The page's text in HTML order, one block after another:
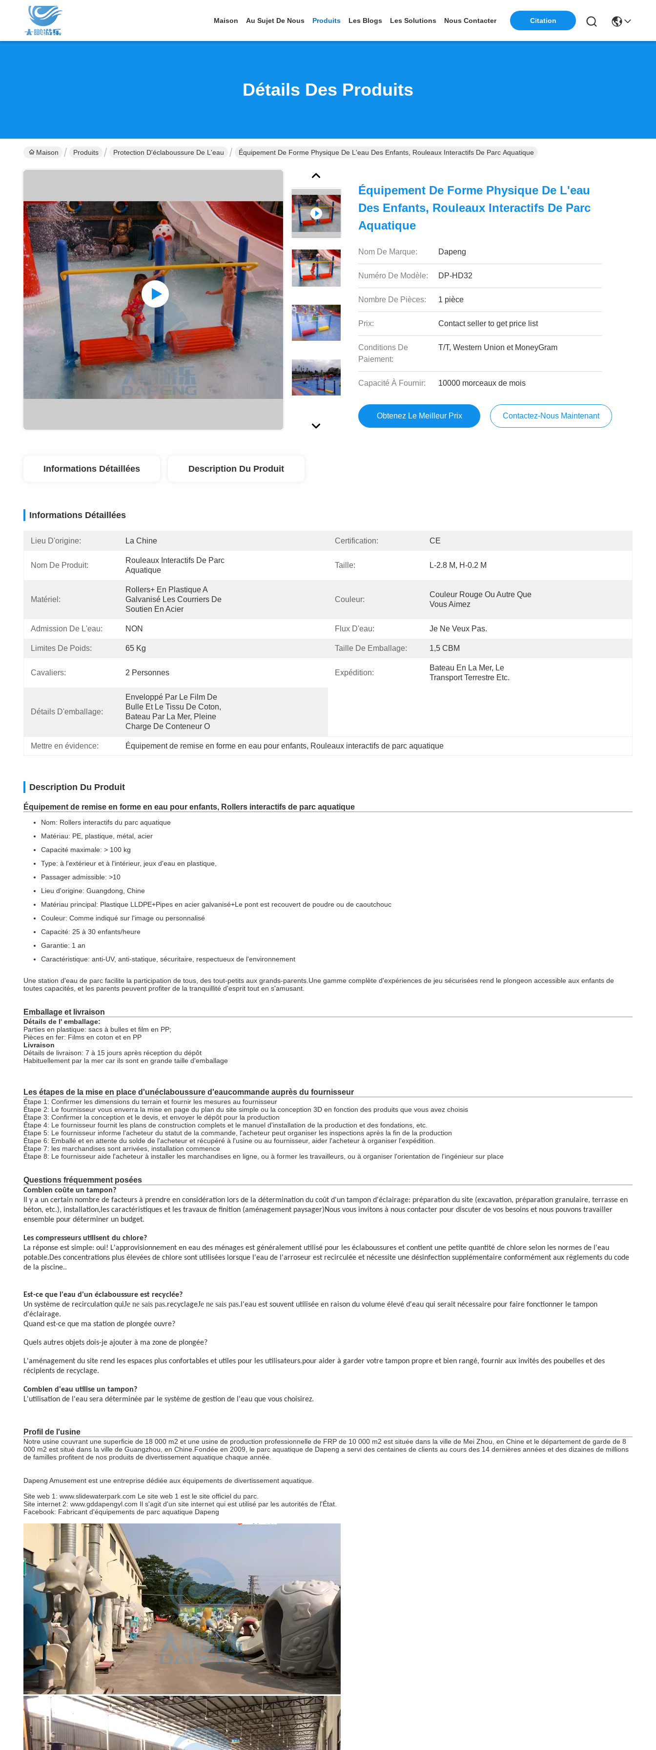
Maison Au Sujet De Nous Produits Les Blogs Les Solutions Nous Contacter Citation
Détails Des Produits
Maison Produits Protection D'éclaboussure De L'eau Équipement De Forme Physique De L'eau Des Enfants, Rouleaux Interactifs De Parc Aquatique
Équipement De Forme Physique De L'eau
Des Enfants, Rouleaux Interactifs De Parc
Aquatique
Nom De Marque: Dapeng
Numéro De Modèle: DP-HD32
Nombre De Pièces: 1 pièce
Prix: Contact seller to get price list
Conditions De
Paiement:
T/T, Western Union et MoneyGram
Capacité À Fournir: 10000 morceaux de mois
Obtenez Le Meilleur Prix Contactez-Nous Maintenant
Informations Détaillées Description Du Produit
Informations Détaillées
Lieu D'origine: La Chine Certification: CE
Nom De Produit:
Rouleaux Interactifs De Parc
Aquatique
Taille: L-2.8 M, H-0.2 M
Matériel:
Rollers+ En Plastique A
Galvanisé Les Courriers De
Soutien En Acier
Couleur:
Couleur Rouge Ou Autre Que
Vous Aimez
Admission De L'eau: NON Flux D'eau: Je Ne Veux Pas.
Limites De Poids: 65 Kg Taille De Emballage: 1,5 CBM
Cavaliers: 2 Personnes Expédition:
Bateau En La Mer, Le
Transport Terrestre Etc.
Détails D'emballage:
Enveloppé Par Le Film De
Bulle Et Le Tissu De Coton,
Bateau Par La Mer, Pleine
Charge De Conteneur O
Mettre en évidence: Équipement de remise en forme en eau pour enfants, Rouleaux interactifs de parc aquatique
Description Du Produit
Équipement de remise en forme en eau pour enfants, Rollers interactifs de parc aquatique
Nom: Rollers interactifs du parc aquatique
Matériau: PE, plastique, métal, acier
Capacité maximale: > 100 kg
Type: à l'extérieur et à l'intérieur, jeux d'eau en plastique,
Passager admissible: >10
Lieu d'origine: Guangdong, Chine
Matériau principal: Plastique LLDPE+Pipes en acier galvanisé+Le pont est recouvert de poudre ou de caoutchouc
Couleur: Comme indiqué sur l'image ou personnalisé
Capacité: 25 à 30 enfants/heure
Garantie: 1 an
Caractéristique: anti-UV, anti-statique, sécuritaire, respectueux de l'environnement
Une station d'eau de parc facilite la participation de tous, des tout-petits aux grands-parents.Une gamme complète d'expériences de jeu sécurisées rend le plongeon accessible aux enfants de
toutes capacités, et les parents peuvent profiter de la tranquillité d'esprit tout en s'amusant.
Emballage et livraison
Détails de l' emballage:
Parties en plastique: sacs à bulles et film en PP;
Pièces en fer: Films en coton et en PP
Livraison
Détails de livraison: 7 à 15 jours après réception du dépôt
Habituellement par la mer car ils sont en grande taille d'emballage
Les étapes de la mise en place d'unéclaboussure d'eaucommande auprès du fournisseur
Étape 1: Confirmer les dimensions du terrain et fournir les mesures au fournisseur
Étape 2: Le fournisseur vous enverra la mise en page du plan du site simple ou la conception 3D en fonction des produits que vous avez choisis
Étape 3: Confirmer la conception et le devis, et envoyer le dépôt pour la production
Étape 4: Le fournisseur fournit les plans de construction complets et le manuel d'installation de la production et des fondations, etc.
Étape 5: Le fournisseur informe l'acheteur du statut de la commande, l'acheteur peut organiser les inspections après la fin de la production
Étape 6: Emballé et en attente du solde de l'acheteur et récupéré à l'usine ou au fournisseur, aider l'acheteur à organiser l'expédition.
Étape 7: les marchandises sont arrivées, installation commence
Étape 8: Le fournisseur aide l'acheteur à installer les marchandises en ligne, ou à former les travailleurs, ou à organiser l'orientation de l'ingénieur sur place
Questions fréquemment posées
Combien coûte un tampon?
Il y a un certain nombre de facteurs à prendre en considération lors de la détermination du coût d'un tampon d'éclairage: préparation du site (excavation, préparation granulaire, terrasse en
béton, etc.), installation,les caractéristiques et les travaux de finition (aménagement paysager)Nous vous invitons à nous contacter pour discuter de vos besoins et nous pouvons travailler
ensemble pour déterminer un budget.
Les compresseurs utilisent du chlore?
La réponse est simple: oui! L'approvisionnement en eau des ménages est généralement utilisé pour les éclaboussures et contient une petite quantité de chlore selon les normes de l'eau
potable.Des concentrations plus élevées de chlore sont utilisées lorsque l'eau de l'arroseur est recirculée et nécessite une désinfection supplémentaire conformément aux règlements du code
de la piscine..
Est-ce que l'eau d'un éclaboussure est recyclée?
Un système de recirculation quiJe ne sais pas.recyclageJe ne sais pas. l'eau est souvent utilisée en raison du volume élevé d'eau qui serait nécessaire pour faire fonctionner le tampon
d'éclairage.
Quand est-ce que ma station de plongée ouvre?
Quels autres objets dois-je ajouter à ma zone de plongée?
L'aménagement du site rend les espaces plus confortables et utiles pour les utilisateurs.pour aider à garder votre tampon propre et bien rangé, fournir aux invités des poubelles et des
récipients de recyclage.
Combien d'eau utilise un tampon?
L'utilisation de l'eau sera déterminée par le système de gestion de l'eau que vous choisirez.
Profil de l'usine
Notre usine couvrant une superficie de 18 000 m2 et une usine de production professionnelle de FRP de 10 000 m2 est située dans la ville de Mei Zhou, en Chine et le département de garde de 8
000 m2 est situé dans la ville de Guangzhou, en Chine.Fondée en 2009, le parc aquatique de Dapeng a servi des centaines de clients au cours des 14 dernières années et des dizaines de millions
de familles profitent de nos produits de divertissement aquatique chaque année.
Dapeng Amusement est une entreprise dédiée aux équipements de divertissement aquatique.
Site web 1: www.slidewaterpark.com Le site web 1 est le site officiel du parc.
Site internet 2: www.gddapengyl.com Il s'agit d'un site internet qui est utilisé par les autorités de l'État.
Facebook: Fabricant d'équipements de parc aquatique Dapeng